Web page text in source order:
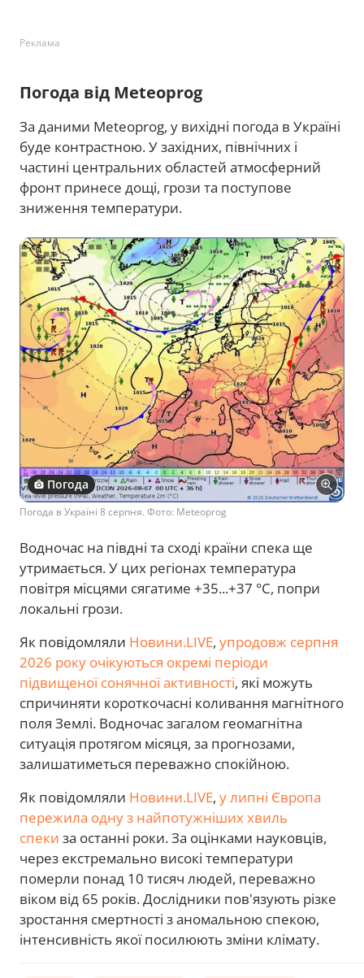
Реклама
Погода від Meteoprog
За даними Meteoprog, у вихідні погода в Україні
буде контрастною. У західних, північних і
частині центральних областей атмосферний
фронт принесе дощі, грози та поступове
зниження температури.
Погода
Погода в Україні 8 серпня. Фото: Meteoprog
Водночас на півдні та сході країни спека ще
утримається. У цих регіонах температура
повітря місцями сягатиме +35...+37 °C, попри
локальні грози.
Як повідомляли Новини.LIVE, упродовж серпня
2026 року очікуються окремі періоди
підвищеної сонячної активності, які можуть
спричиняти короткочасні коливання магнітного
поля Землі. Водночас загалом геомагнітна
ситуація протягом місяця, за прогнозами,
залишатиметься переважно спокійною.
Як повідомляли Новини.LIVE, у липні Європа
пережила одну з найпотужніших хвиль
спеки за останні роки. За оцінками науковців,
через екстремально високі температури
померли понад 10 тисяч людей, переважно
віком від 65 років. Дослідники пов'язують різке
зростання смертності з аномальною спекою,
інтенсивність якої посилюють зміни клімату.